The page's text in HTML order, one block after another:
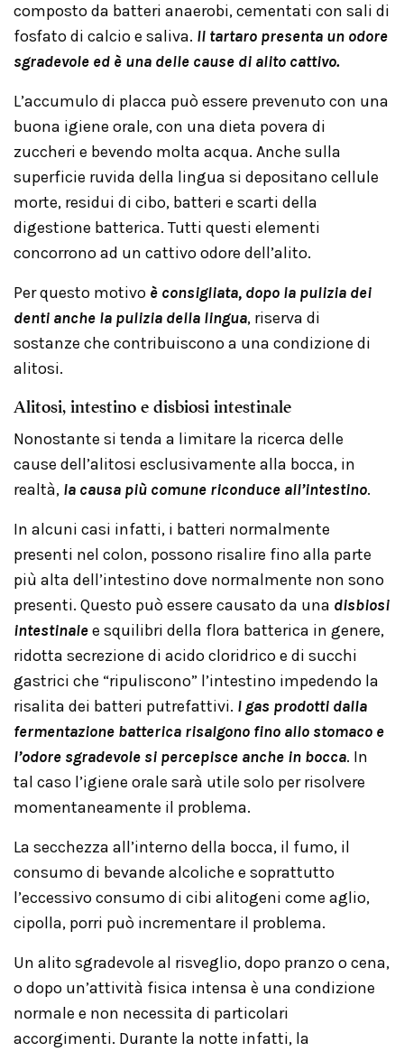
composto da batteri anaerobi, cementati con sali di
fosfato di calcio e saliva. Il tartaro presenta un odore
sgradevole ed è una delle cause di alito cattivo.
L’accumulo di placca può essere prevenuto con una
buona igiene orale, con una dieta povera di
zuccheri e bevendo molta acqua. Anche sulla
superficie ruvida della lingua si depositano cellule
morte, residui di cibo, batteri e scarti della
digestione batterica. Tutti questi elementi
concorrono ad un cattivo odore dell’alito.
Per questo motivo è consigliata, dopo la pulizia dei
denti anche la pulizia della lingua, riserva di
sostanze che contribuiscono a una condizione di
alitosi.
Alitosi, intestino e disbiosi intestinale
Nonostante si tenda a limitare la ricerca delle
cause dell’alitosi esclusivamente alla bocca, in
realtà, la causa più comune riconduce all’intestino.
In alcuni casi infatti, i batteri normalmente
presenti nel colon, possono risalire fino alla parte
più alta dell’intestino dove normalmente non sono
presenti. Questo può essere causato da una disbiosi
intestinalee squilibri della flora batterica in genere,
ridotta secrezione di acido cloridrico e di succhi
gastrici che “ripuliscono” l’intestino impedendo la
risalita dei batteri putrefattivi. I gas prodotti dalla
fermentazione batterica risalgono fino allo stomaco e
l’odore sgradevole si percepisce anche in bocca. In
tal caso l’igiene orale sarà utile solo per risolvere
momentaneamente il problema.
La secchezza all’interno della bocca, il fumo, il
consumo di bevande alcoliche e soprattutto
l’eccessivo consumo di cibi alitogeni come aglio,
cipolla, porri può incrementare il problema.
Un alito sgradevole al risveglio, dopo pranzo o cena,
o dopo un’attività fisica intensa è una condizione
normale e non necessita di particolari
accorgimenti. Durante la notte infatti, la